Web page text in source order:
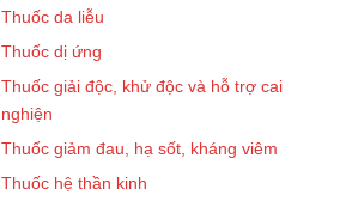
Thuốc da liễu
Thuốc dị ứng
Thuốc giải độc, khử độc và hỗ trợ cai
nghiện
Thuốc giảm đau, hạ sốt, kháng viêm
Thuốc hệ thần kinh